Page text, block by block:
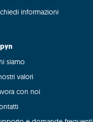
informazioni
siamo
valori
con noi